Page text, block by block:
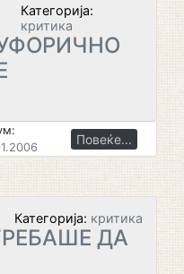
Категорија:
критика
Повеќе...
Категорија: критика
ДА